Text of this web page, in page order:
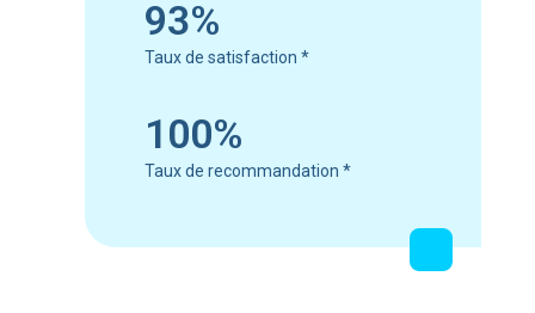
93%
Taux de satisfaction *
100%
Taux de recommandation *